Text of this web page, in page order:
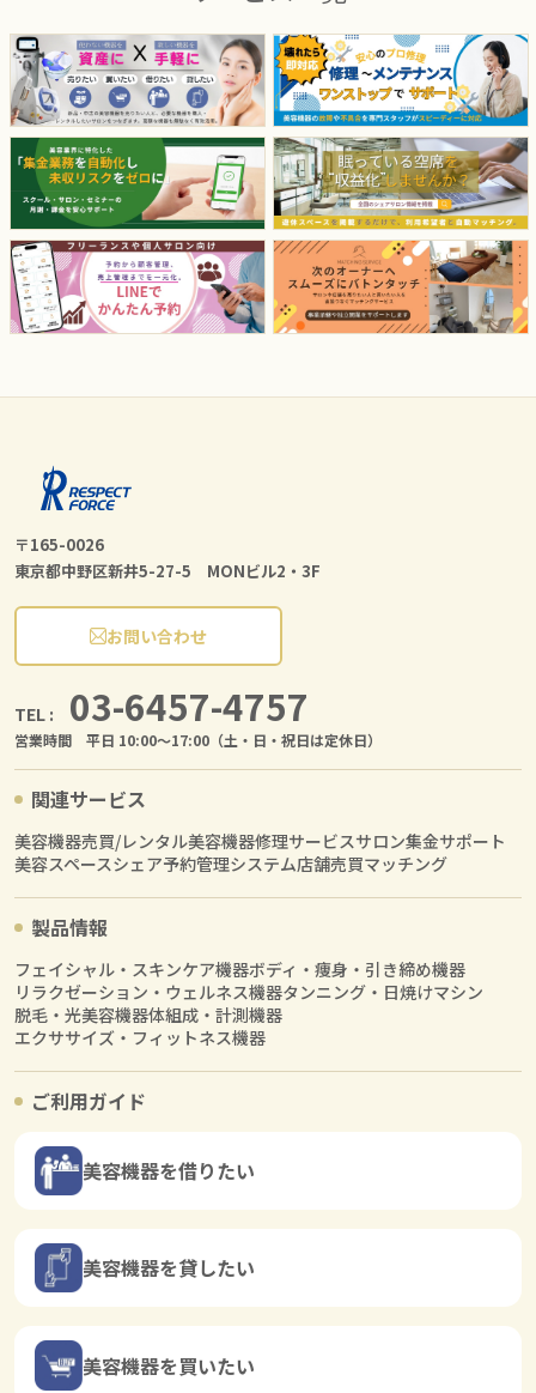
〒165-0026
東京都中野区新井5-27-5 MONビル2・3F
お問い合わせ
TEL : 03-6457-4757
営業時間 平日 10:00〜17:00（土・日・祝日は定休日）
関連サービス
美容機器売買/レンタル美容機器修理サービスサロン集金サポート
美容スペースシェア予約管理システム店舗売買マッチング
製品情報
フェイシャル・スキンケア機器ボディ・痩身・引き締め機器
リラクゼーション・ウェルネス機器タンニング・日焼けマシン
脱毛・光美容機器体組成・計測機器
エクササイズ・フィットネス機器
ご利用ガイド
美容機器を借りたい
美容機器を貸したい
美容機器を買いたい